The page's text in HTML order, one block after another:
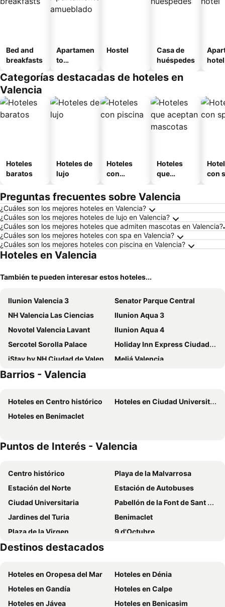
Bed and
breakfasts
Apartamen
to
o
Hostel
Casa de
huéspedes
hotel
Categorías destacadas de hoteles en
Valencia
Hoteles
baratos
Hoteles de
lujo
Hoteles
con
Hoteles
que
mascotas
con
Preguntas frecuentes sobre Valencia
¿Cuáles son los mejores hoteles en Valencia?
¿Cuáles son los mejores hoteles de lujo en Valencia?
¿Cuáles son los mejores hoteles que admiten mascotas en Valencia?
¿Cuáles son los mejores hoteles con spa en Valencia?
¿Cuáles son los mejores hoteles con piscina en Valencia?
Hoteles en Valencia
También te pueden interesar estos hoteles...
Ilunion Valencia 3
Senator Parque Central
NH Valencia Las Ciencias
Ilunion Aqua 3
Novotel Valencia Lavant
Ilunion Aqua 4
Sercotel Sorolla Palace
Holiday Inn Express Ciudad de las Ciencias
iStay by NH Ciudad de Valencia Hotel
Meliá Valencia
Sol Playa
Dormavalencia Hostel Regne
Resa Patacona
Hotel Villacarlos
Hotel Olympia Cónsul del Mar
Hotel Venecia Plaza Centro
Exe Rey Don Jaime
Zenit Valencia
AC Hotel Valencia
Checkin Valencia Ciscar
Plaza Alaquas
Hostal El Convent de Moncada
Flag Hotel Valencia
Las Arenas Balneario Resort
Ibis Budget Valencia Centro Puerto
Hotel Turia Valencia
Hotel Neptuno
Hotel Beleret
One Shot Palacio Reina Victoria
One Shot Mercat
Hotel RH Sorolla Centro
Barrios - Valencia
Hoteles en Centro histórico
Hoteles en Ciudad Universitaria
Hoteles en Benimaclet
Puntos de Interés - Valencia
Centro histórico
Playa de la Malvarrosa
Estación del Norte
Estación de Autobuses
Ciudad Universitaria
Pabellón de la Font de Sant Lluís
Jardines del Turia
Benimaclet
Plaza de la Virgen
9 d'Octubre
Puerto Sagunto
San Nicolás
La Plaza Redonda
Plaza de la Reina
Bus Turístico de Valencia
El Miguelete
Plaza de Manises
Destinos destacados
Hoteles en Oropesa del Mar
Hoteles en Dénia
Hoteles en Gandía
Hoteles en Calpe
Hoteles en Jávea
Hoteles en Benicasim